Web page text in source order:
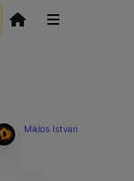
Miklos Istvan